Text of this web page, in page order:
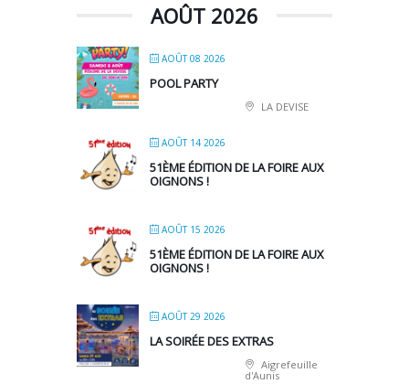
AOÛT 2026
AOÛT 08 2026
POOL PARTY
LA DEVISE
AOÛT 14 2026
51ÈME ÉDITION DE LA FOIRE AUX
OIGNONS !
AOÛT 15 2026
51ÈME ÉDITION DE LA FOIRE AUX
OIGNONS !
AOÛT 29 2026
LA SOIRÉE DES EXTRAS
Aigrefeuille
d'Aunis